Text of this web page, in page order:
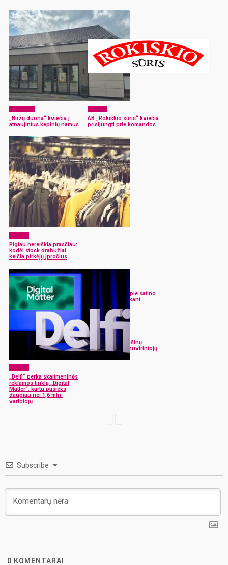
„Biržų duona“ kviečia į
atnaujintus kepinių namus
AB „Rokiškio sūris“ kviečia
prisijungti prie komandos
Pigiau nereiškia prasčiau:
kodėl stock drabužiai
keičia pirkėjų įpročius
„Delfi“ perka skaitmeninės
reklamos tinklą „Digital
Matter“: kartu pasieks
daugiau nei 1,6 mln.
vartotojų
Ką verta žinoti apie satino
audinį prieš perkant
patalynę?
Verslas
AB „Rokiškio mašinų
gamykla“ ieško suvirintojų
Subscribe
0 KOMENTARAI